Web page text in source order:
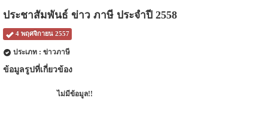
ประชาสัมพันธ์ ข่าว ภาษี ประจำปี 2558
4 พฤศจิกายน 2557
ประเภท : ข่าวภาษี
ข้อมูลรูปที่เกี่ยวข้อง
ไม่มีข้อมูล!!